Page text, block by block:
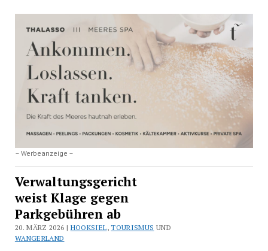
– Werbeanzeige –
Verwaltungsgericht
weist Klage gegen
Parkgebühren ab
20. MÄRZ 2026 | HOOKSIEL,TOURISMUS UND
WANGERLAND